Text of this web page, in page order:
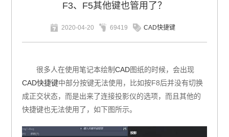
F3、F5其他键也管用了？
2020-04-20 69419 CAD快捷键
很多人在使用笔记本绘制CAD图纸的时候，会出现
CAD快捷键中部分按键无法使用，比如按F8后并没有切换
成正交状态，而是出来了连接投影仪的选项，而且其他的
快捷键也无法使用了，如下图所示。